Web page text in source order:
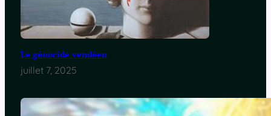
Le génocide vendéen
juillet 7, 2025